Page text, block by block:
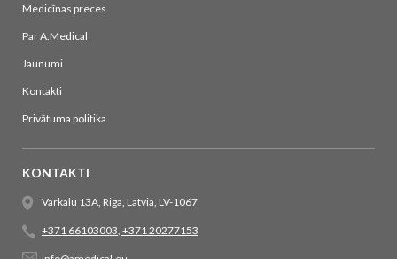
Medicīnas preces
Par A.Medical
Jaunumi
Kontakti
Privātuma politika
KONTAKTI
Varkalu 13A, Riga, Latvia, LV-1067
+371 66103003 +371 20277153